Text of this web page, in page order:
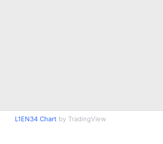
L1EN34 Chart by TradingView